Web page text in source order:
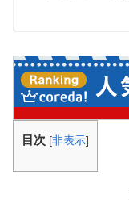
目次 [非表示]